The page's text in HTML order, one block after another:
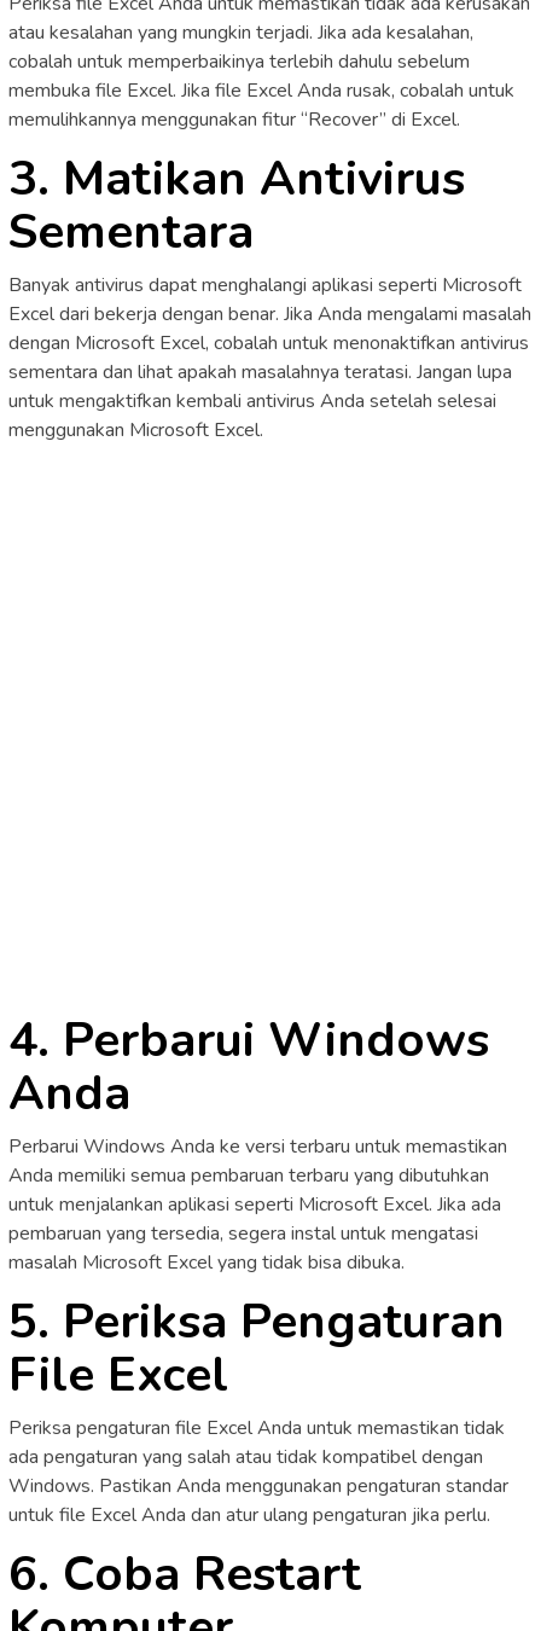
atau kesalahan yang mungkin terjadi. Jika ada kesalahan,
cobalah untuk memperbaikinya terlebih dahulu sebelum
membuka file Excel. Jika file Excel Anda rusak, cobalah untuk
memulihkannya menggunakan fitur “Recover” di Excel.
3. Matikan Antivirus
Sementara
Banyak antivirus dapat menghalangi aplikasi seperti Microsoft
Excel dari bekerja dengan benar. Jika Anda mengalami masalah
dengan Microsoft Excel, cobalah untuk menonaktifkan antivirus
sementara dan lihat apakah masalahnya teratasi. Jangan lupa
untuk mengaktifkan kembali antivirus Anda setelah selesai
menggunakan Microsoft Excel.
4. Perbarui Windows
Anda
Perbarui Windows Anda ke versi terbaru untuk memastikan
Anda memiliki semua pembaruan terbaru yang dibutuhkan
untuk menjalankan aplikasi seperti Microsoft Excel. Jika ada
pembaruan yang tersedia, segera instal untuk mengatasi
masalah Microsoft Excel yang tidak bisa dibuka.
5. Periksa Pengaturan
File Excel
Periksa pengaturan file Excel Anda untuk memastikan tidak
ada pengaturan yang salah atau tidak kompatibel dengan
Windows. Pastikan Anda menggunakan pengaturan standar
untuk file Excel Anda dan atur ulang pengaturan jika perlu.
6. Coba Restart